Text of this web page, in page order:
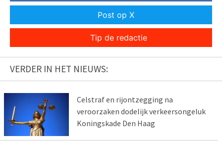
Post op X
Tip de redactie
VERDER IN HET NIEUWS:
Celstraf en rijontzegging na
veroorzaken dodelijk verkeersongeluk
Koningskade Den Haag